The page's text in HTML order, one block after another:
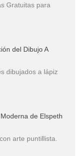
Gratuitas para
del Dibujo A
dibujados a lápiz
de Elspeth
arte puntillista.